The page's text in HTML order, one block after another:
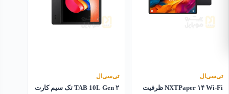
تی‌سی‌ال
NXTPaper ۱۴ Wi-Fi ظرفیت
تی‌سی‌ال
TAB 10L Gen ۲ تک سیم کارت